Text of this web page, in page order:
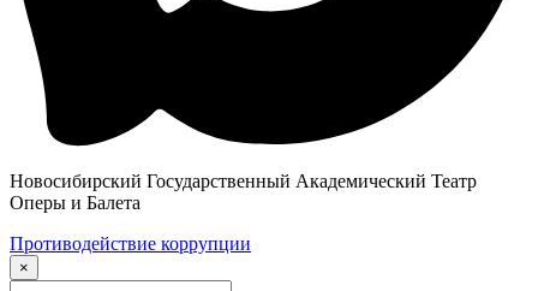
Новосибирский Государственный Академический Театр
Оперы и Балета
Противодействие коррупции
×